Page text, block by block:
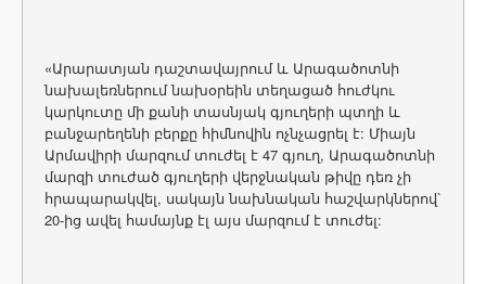
«Արարատյան դաշտավայրում և Արագածոտնի
նախալեռներում նախօրեին տեղացած հուժկու
կարկուտը մի քանի տասնյակ գյուղերի պտղի և
բանջարեղենի բերքը հիմնովին ոչնչացրել է: Միայն
Արմավիրի մարզում տուժել է 47 գյուղ, Արագածոտնի
մարզի տուժած գյուղերի վերջնական թիվը դեռ չի
հրապարակվել, սակայն նախնական հաշվարկներով՝
20-ից ավել համայնք էլ այս մարզում է տուժել: